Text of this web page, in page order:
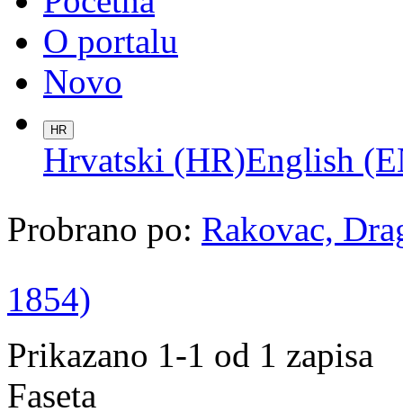
O portalu
Novo
HR
Hrvatski (HR)English
Probrano po: Rakovac,
1854)
Prikazano 1-1 od 1 zapisa
Faseta